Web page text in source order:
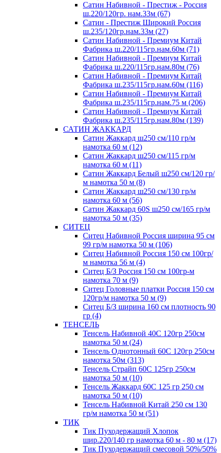
Сатин Набивной - Престиж - Россия
ш.220/120гр. нам.33м (67)
Сатин - Престиж Широкий Россия
ш.235/120гр.нам.33м (27)
Сатин Набивной - Премиум Китай
Фабрика ш.220/115гр.нам.60м (71)
Сатин Набивной - Премиум Китай
Фабрика ш.220/115гр.нам.80м (76)
Сатин Набивной - Премиум Китай
Фабрика ш.235/115гр.нам.60м (116)
Сатин Набивной - Премиум Китай
Фабрика ш.235/115гр.нам.75 м (206)
Сатин Набивной - Премиум Китай
Фабрика ш.235/115гр.нам.80м (139)
САТИН ЖАККАРД
Сатин Жаккард ш250 см/110 гр/м
намотка 60 м (12)
Сатин Жаккард ш250 см/115 гр/м
намотка 60 м (11)
Сатин Жаккард Белый ш250 см/120 гр/
м намотка 50 м (8)
Сатин Жаккард ш250 см/130 гр/м
намотка 60 м (56)
Сатин Жаккард 60S ш250 см/165 гр/м
намотка 50 м (35)
СИТЕЦ
Ситец Набивной Россия ширина 95 см
99 гр/м намотка 50 м (106)
Ситец Набивной Россия 150 см 100гр/
м намотка 56 м (4)
Ситец Б/З Россия 150 см 100гр-м
намотка 70 м (9)
Ситец Головные платки Россия 150 см
120гр/м намотка 50 м (9)
Ситец Б/З ширина 160 см плотность 90
гр (4)
ТЕНСЕЛЬ
Тенсель Набивной 40С 120гр 250см
намотка 50 м (24)
Тенсель Однотонный 60С 120гр 250см
намотка 50м (313)
Тенсель Страйп 60С 125гр 250см
намотка 50 м (10)
Тенсель Жаккард 60С 125 гр 250 см
намотка 50 м (10)
Тенсель Набивной Китай 250 см 130
гр/м намотка 50 м (51)
ТИК
Тик Пуходержащий Хлопок
шир.220/140 гр намотка 60 м - 80 м (17)
Тик Пуходержащий смесовой 50%/50%